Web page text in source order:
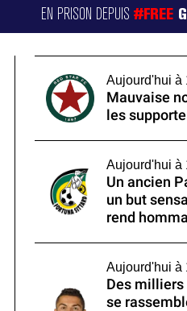
EN PRISON DEPUIS#FREE
Aujourd'hui à
Mauvaise
les
Aujourd'hui à
Un ancien
un but
rend
Aujourd'hui à
Des milliers
se